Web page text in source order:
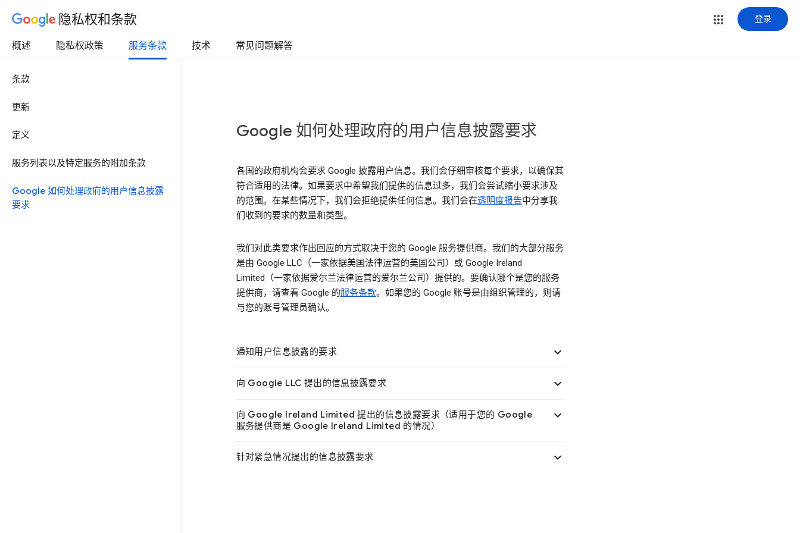
隐私权和条款 登录
概述 隐私权政策 服务条款 技术 常见问题解答
条款
更新
定义
服务列表以及特定服务的附加条款
Google 如何处理政府的用户信息披露
要求
Google 如何处理政府的用户信息披露要求
各国的政府机构会要求 Google 披露用户信息。我们会仔细审核每个要求，以确保其
符合适用的法律。如果要求中希望我们提供的信息过多，我们会尝试缩小要求涉及
的范围。在某些情况下，我们会拒绝提供任何信息。我们会在透明度报告中分享我
们收到的要求的数量和类型。
我们对此类要求作出回应的方式取决于您的 Google 服务提供商。我们的大部分服务
是由 Google LLC（一家依据美国法律运营的美国公司）或 Google Ireland
Limited（一家依据爱尔兰法律运营的爱尔兰公司）提供的。要确认哪个是您的服务
提供商，请查看 Google 的服务条款。如果您的 Google 账号是由组织管理的，则请
与您的账号管理员确认。
通知用户信息披露的要求 
向 Google LLC 提出的信息披露要求 
向 Google Ireland Limited 提出的信息披露要求（适用于您的 Google
服务提供商是 Google Ireland Limited 的情况）

针对紧急情况提出的信息披露要求 